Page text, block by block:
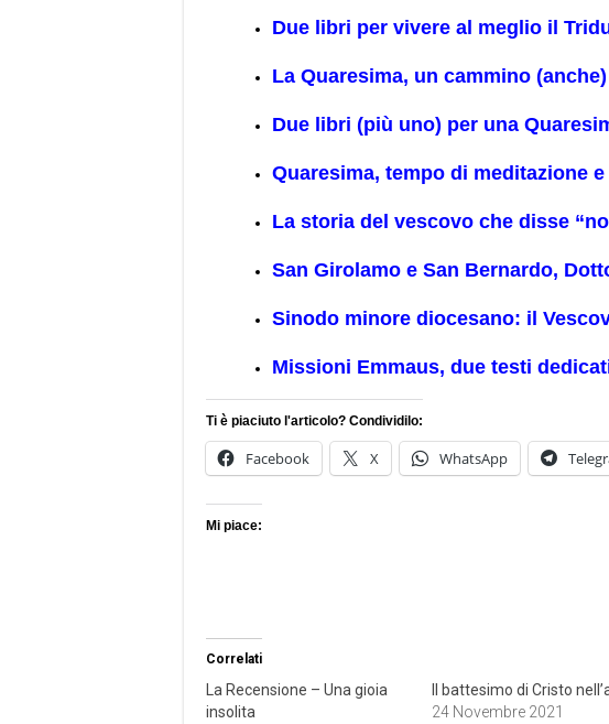
Due libri per vivere al meglio il
La Quaresima, un cammino
Due libri (più uno) per una
Quaresima, tempo di meditazione
La storia del vescovo che disse
San Girolamo e San Bernardo,
Sinodo minore diocesano: il
Missioni Emmaus, due testi
Ti è piaciuto l'articolo? Condividilo:
Facebook X WhatsApp
Mi piace:
Correlati
La Recensione – Una gioia
insolita
Il battesimo di Cristo
24 Novembre 2021